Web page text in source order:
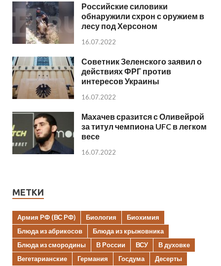
Российские силовики
обнаружили схрон с оружием в
лесу под Херсоном
16.07.2022
Советник Зеленского заявил о
действиях ФРГ против
интересов Украины
16.07.2022
Махачев сразится с Оливейрой
за титул чемпиона UFC в легком
весе
16.07.2022
МЕТКИ
Армия РФ (ВС РФ) Биология
Биохимия
Блюда из абрикосов
Блюда из крыжовника
Блюда из смородины
В России ВСУ
В духовке
Вегетарианские
Германия Госдума
Десерты